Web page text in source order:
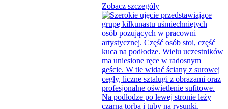
Zobacz szczegóły